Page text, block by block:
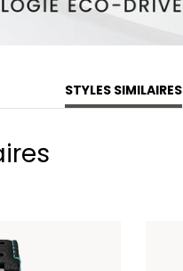
STYLES SIMILAIRES